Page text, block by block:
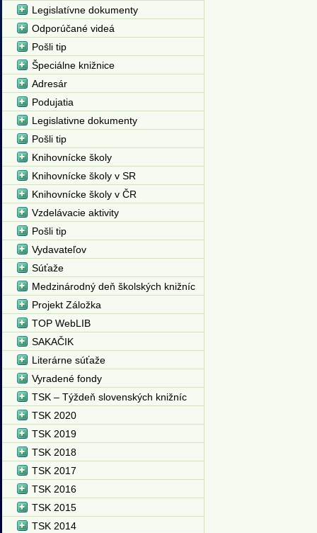
Legislatívne dokumenty
Odporúčané videá
Pošli tip
Špeciálne knižnice
Adresár
Podujatia
Legislativne dokumenty
Pošli tip
Knihovnícke školy
Knihovnícke školy v SR
Knihovnícke školy v ČR
Vzdelávacie aktivity
Pošli tip
Vydavateľov
Súťaže
Medzinárodný deň školských knižníc
Projekt Záložka
TOP WebLIB
SAKAČIK
Literárne súťaže
Vyradené fondy
TSK – Týždeň slovenských knižníc
TSK 2020
TSK 2019
TSK 2018
TSK 2017
TSK 2016
TSK 2015
TSK 2014